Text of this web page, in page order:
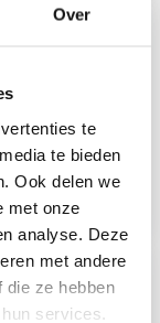
Over
te
te bieden
Ook delen we
met onze
analyse. Deze
met andere
die ze hebben
services.
Rolstoel